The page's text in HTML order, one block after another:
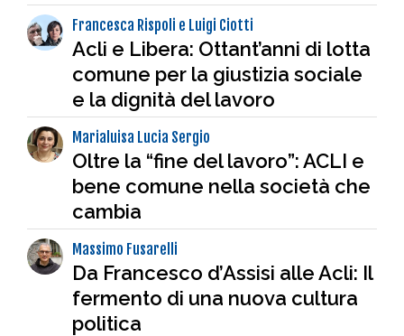
Francesca Rispoli e Luigi Ciotti
Acli e Libera: Ottant’anni di lotta
comune per la giustizia sociale
e la dignità del lavoro
Marialuisa Lucia Sergio
Oltre la “fine del lavoro”: ACLI e
bene comune nella società che
cambia
Massimo Fusarelli
Da Francesco d’Assisi alle Acli: Il
fermento di una nuova cultura
politica